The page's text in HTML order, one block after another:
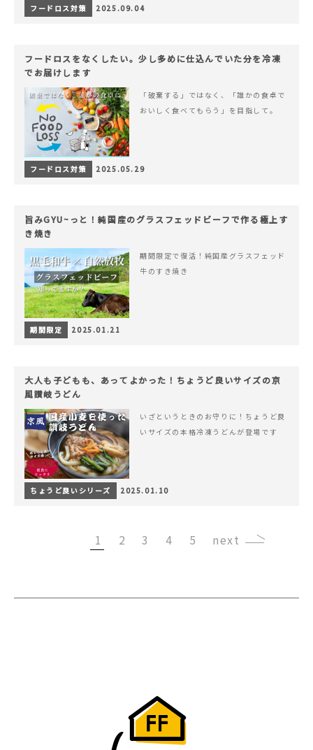
フードロス対策 2025.09.04
フードロスをなくしたい。少し多めに仕込んでいた分を冷凍
でお届けします
「破棄する」ではなく、「誰かの食卓で
おいしく食べてもらう」を目指して。
フードロス対策 2025.05.29
旨みGYU~っと！純国産のグラスフェッドビーフで作る極上す
き焼き
期間限定で復活！純国産グラスフェッド
牛のすき焼き
期間限定 2025.01.21
大人も子どもも、あってよかった！ちょうど良いサイズの京
風讃岐うどん
いざというときのお守りに！ちょうど良
いサイズの本格冷凍うどんが登場です
ちょうど良いシリーズ 2025.01.10
1 2 3 4 5 ›